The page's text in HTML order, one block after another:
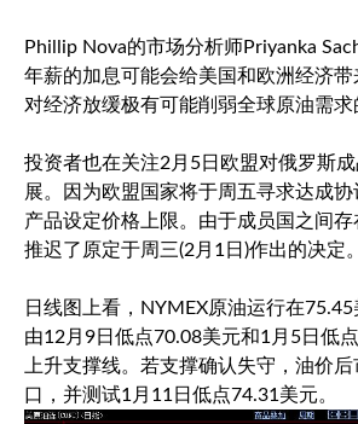
Phillip Nova的市场分析师Priyanka
年薪的加息可能会给美国和欧洲经济
对经济放缓极有可能削弱全球原油需求
投资者也在关注2月5日欧盟对俄罗斯
展。因为欧盟国家将于周五寻求达成
产品设定价格上限。由于成员国之间
推迟了原定于周三(2月1日)作出的决定。
日线图上看，NYMEX原油运行在
由12月9日低点70.08美元和1月5日低
上升支撑线。若支撑确认失守，油价
口，并测试1月11日低点74.31美元。